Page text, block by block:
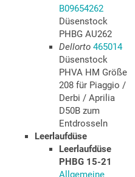
B09654262
Düsenstock
PHBG AU262
Dellorto 465014
Düsenstock
PHVA HM Größe
208 für Piaggio /
Derbi / Aprilia
D50B zum
Entdrosseln
Leerlaufdüse
Leerlaufdüse
PHBG 15-21
Allgemeine